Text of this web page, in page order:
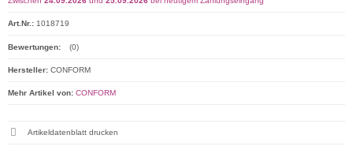
Art.Nr.: 1018719
Bewertungen: (0)
Hersteller: CONFORM
Mehr Artikel von: CONFORM
Artikeldatenblatt drucken